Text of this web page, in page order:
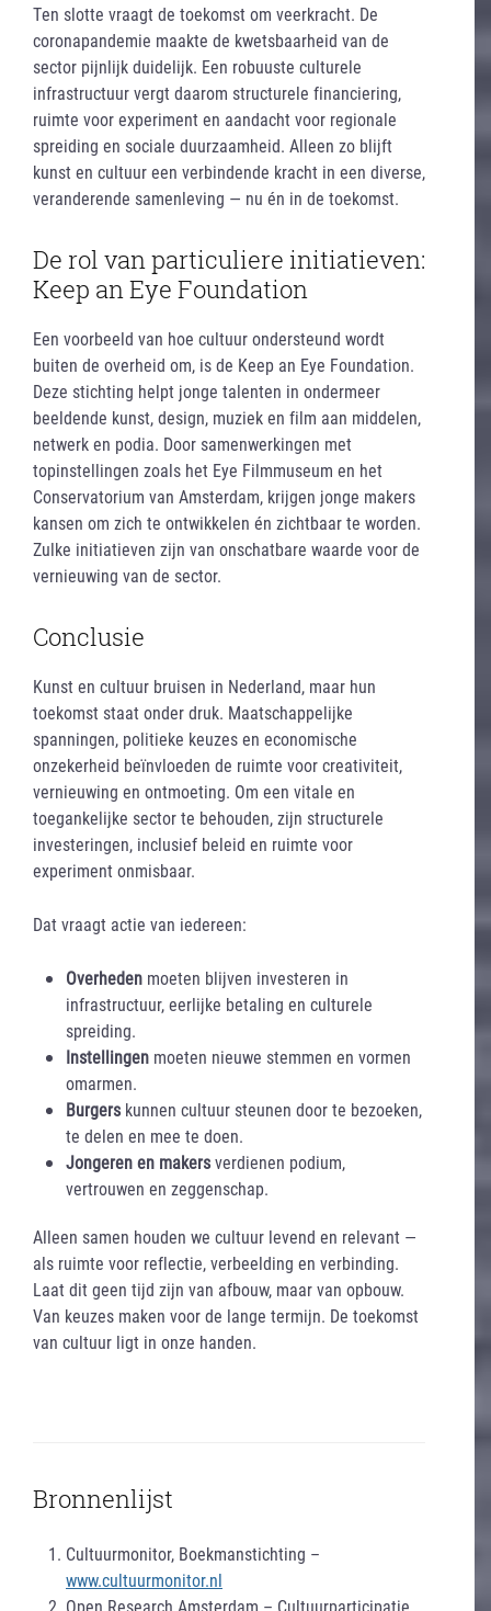
Ten slotte vraagt de toekomst om veerkracht. De
coronapandemie maakte de kwetsbaarheid van de
sector pijnlijk duidelijk. Een robuuste culturele
infrastructuur vergt daarom structurele financiering,
ruimte voor experiment en aandacht voor regionale
spreiding en sociale duurzaamheid. Alleen zo blijft
kunst en cultuur een verbindende kracht in een diverse,
veranderende samenleving — nu én in de toekomst.
De rol van particuliere initiatieven:
Keep an Eye Foundation
Een voorbeeld van hoe cultuur ondersteund wordt
buiten de overheid om, is de Keep an Eye Foundation.
Deze stichting helpt jonge talenten in ondermeer
beeldende kunst, design, muziek en film aan middelen,
netwerk en podia. Door samenwerkingen met
topinstellingen zoals het Eye Filmmuseum en het
Conservatorium van Amsterdam, krijgen jonge makers
kansen om zich te ontwikkelen én zichtbaar te worden.
Zulke initiatieven zijn van onschatbare waarde voor de
vernieuwing van de sector.
Conclusie
Kunst en cultuur bruisen in Nederland, maar hun
toekomst staat onder druk. Maatschappelijke
spanningen, politieke keuzes en economische
onzekerheid beïnvloeden de ruimte voor creativiteit,
vernieuwing en ontmoeting. Om een vitale en
toegankelijke sector te behouden, zijn structurele
investeringen, inclusief beleid en ruimte voor
experiment onmisbaar.
Dat vraagt actie van iedereen:
Overheden moeten blijven investeren in
infrastructuur, eerlijke betaling en culturele
spreiding.
Instellingen moeten nieuwe stemmen en vormen
omarmen.
Burgers kunnen cultuur steunen door te bezoeken,
te delen en mee te doen.
Jongeren en makersverdienen podium,
vertrouwen en zeggenschap.
Alleen samen houden we cultuur levend en relevant —
als ruimte voor reflectie, verbeelding en verbinding.
Laat dit geen tijd zijn van afbouw, maar van opbouw.
Van keuzes maken voor de lange termijn. De toekomst
van cultuur ligt in onze handen.
Bronnenlijst
Cultuurmonitor, Boekmanstichting –
www.cultuurmonitor.nl
Open Research Amsterdam – Cultuurparticipatie